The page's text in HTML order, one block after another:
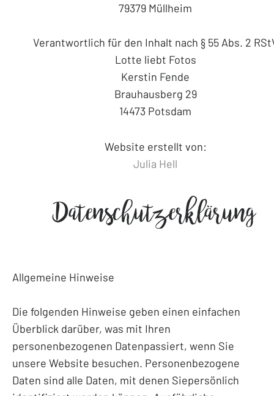
79379 Müllheim
Verantwortlich für den Inhalt nach § 55 Abs. 2
Lotte liebt Fotos
Kerstin Fende
Brauhausberg 29
14473 Potsdam
Website erstellt von:
Julia Hell
Datenschutzerklärung
Allgemeine Hinweise
Die folgenden Hinweise geben einen einfachen
Überblick darüber, was mit Ihren
personenbezogenen Datenpassiert, wenn Sie
unsere Website besuchen. Personenbezogene
Daten sind alle Daten, mit denen Siepersönlich